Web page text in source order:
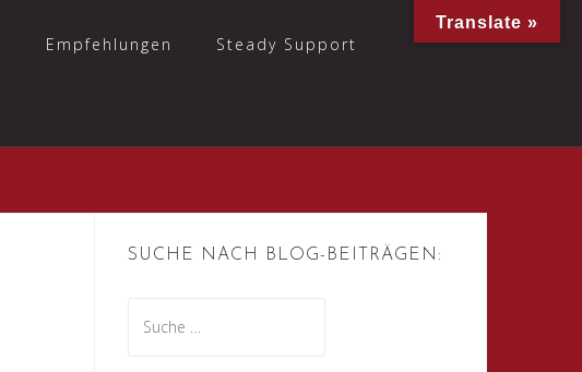
Empfehlungen Steady Support
SUCHE NACH BLOG-BEITRÄGEN:
nach:
Translate »